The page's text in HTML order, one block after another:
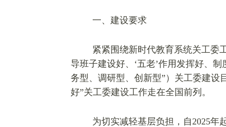
一、建设要求
紧紧围绕新时代教育系统关工委
导班子建设好、‘五老’作用发挥好、
务型、调研型、创新型”）关工委建设
好”关工委建设工作走在全国前列。
为切实减轻基层负担，自2025年